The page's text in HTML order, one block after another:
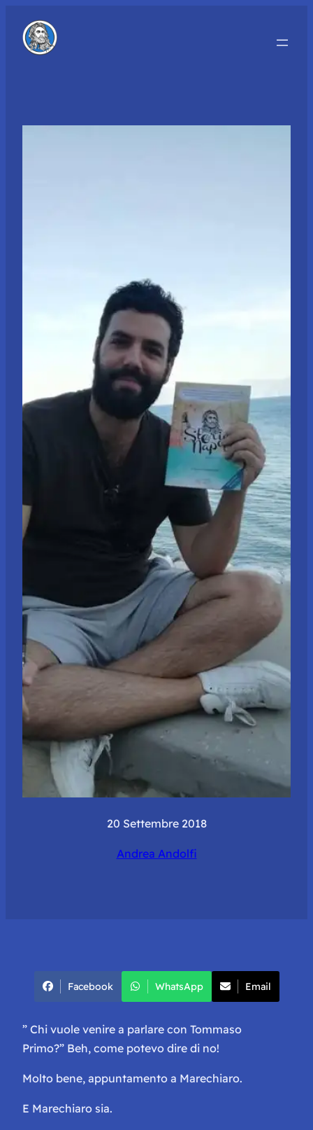
20 Settembre 2018
Andrea Andolfi
Facebook WhatsApp Email
” Chi vuole venire a parlare con Tommaso
Primo?” Beh, come potevo dire di no!
Molto bene, appuntamento a Marechiaro.
E Marechiaro sia.